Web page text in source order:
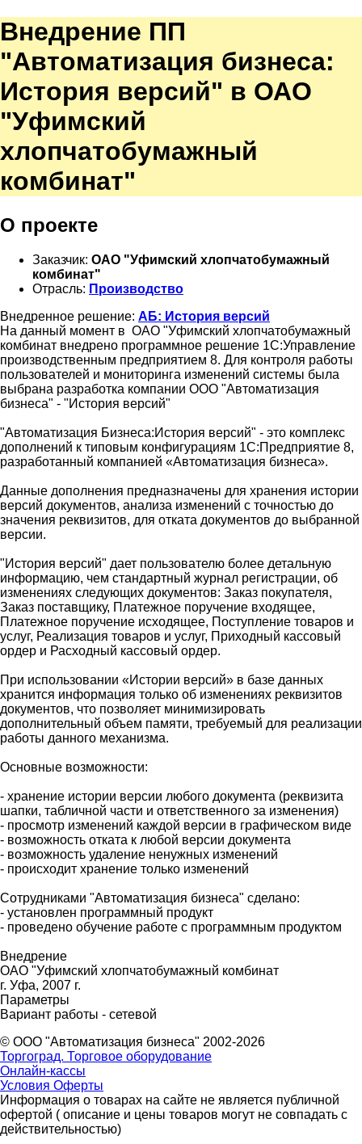
Внедрение ПП
"Автоматизация бизнеса:
История версий" в ОАО
"Уфимский
хлопчатобумажный
комбинат"
О проекте
Заказчик: ОАО "Уфимский хлопчатобумажный
комбинат"
Отрасль: Производство
Внедренное решение: АБ: История версий
На данный момент в ОАО "Уфимский хлопчатобумажный
комбинат внедрено программное решение 1С:Управление
производственным предприятием 8. Для контроля работы
пользователей и мониторинга изменений системы была
выбрана разработка компании ООО "Автоматизация
бизнеса" - "История версий"
"Автоматизация Бизнеса:История версий" - это комплекс
дополнений к типовым конфигурациям 1С:Предприятие 8,
разработанный компанией «Автоматизация бизнеса».
Данные дополнения предназначены для хранения истории
версий документов, анализа изменений с точностью до
значения реквизитов, для отката документов до выбранной
версии.
"История версий" дает пользователю более детальную
информацию, чем стандартный журнал регистрации, об
изменениях следующих документов: Заказ покупателя,
Заказ поставщику, Платежное поручение входящее,
Платежное поручение исходящее, Поступление товаров и
услуг, Реализация товаров и услуг, Приходный кассовый
ордер и Расходный кассовый ордер.
При использовании «Истории версий» в базе данных
хранится информация только об изменениях реквизитов
документов, что позволяет минимизировать
дополнительный объем памяти, требуемый для реализации
работы данного механизма.
Основные возможности:
- хранение истории версии любого документа (реквизита
шапки, табличной части и ответственного за изменения)
- просмотр изменений каждой версии в графическом виде
- возможность отката к любой версии документа
- возможность удаление ненужных изменений
- происходит хранение только изменений
Сотрудниками "Автоматизация бизнеса" сделано:
- установлен программный продукт
- проведено обучение работе с программным продуктом
Внедрение
ОАО "Уфимский хлопчатобумажный комбинат
г. Уфа, 2007 г.
Параметры
Вариант работы - сетевой
© ООО "Автоматизация бизнеса" 2002-2026
Торгоград. Торговое оборудование
Онлайн-кассы
Условия Оферты
Информация о товарах на сайте не является публичной
офертой ( описание и цены товаров могут не совпадать с
действительностью)